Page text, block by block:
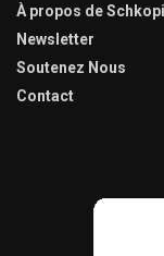
À propos de Schkopi
Newsletter
Soutenez Nous
Contact